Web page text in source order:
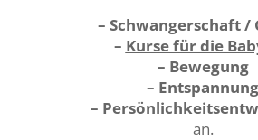
– Schwangerschaft /
– Kurse für die
– Bewegung
– Entspannung
–
an.